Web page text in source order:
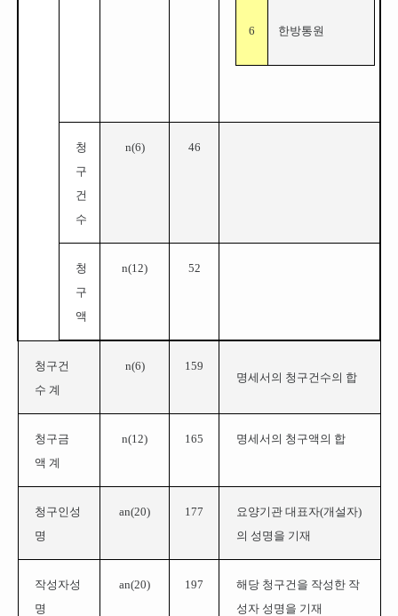
6 한방통원
청
구
건
수
n(6) 46
청
구
액
n(12) 52
청구건
수 계
n(6)
159
명세서의 청구건수의 합
청구금
액 계
n(12) 165 명세서의 청구액의 합
청구인성
명
an(20) 177
요양기관 대표자(개설자)
의 성명을 기재
작성자성
명
an(20) 197
해당 청구건을 작성한 작
성자 성명을 기재